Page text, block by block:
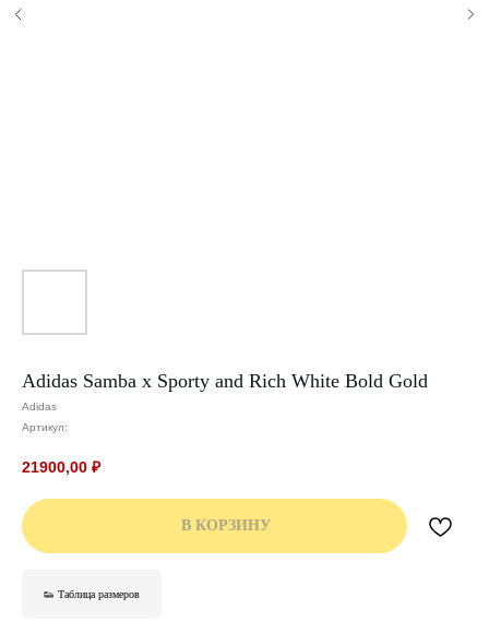
Adidas Samba x Sporty and Rich White Bold Gold
Adidas
Артикул:
21900,00 ₽
В КОРЗИНУ
👟 Таблица размеров